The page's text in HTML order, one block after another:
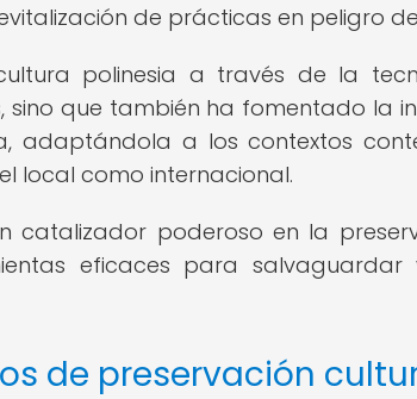
de prácticas en peligro
polinesia a través de la
sino que también ha fomentado la
adaptándola a los contextos
local como internacional.
catalizador poderoso en la
eficaces para
de preservación